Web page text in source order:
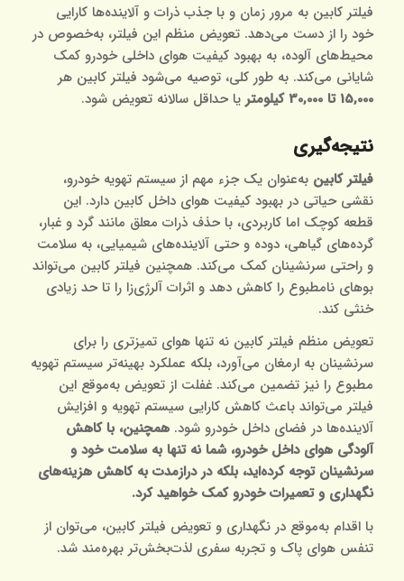
فیلتر کابین به مرور زمان و با جذب ذرات و آلاینده‌ها کارایی
خود را از دست می‌دهد. تعویض منظم این فیلتر، به‌خصوص در
محیط‌های آلوده، به بهبود کیفیت هوای داخلی خودرو کمک
شایانی می‌کند. به طور کلی، توصیه می‌شود فیلتر کابین هر
15,000 تا 30,000 کیلومتر
یا حداقل سالانه تعویض شود.
نتیجه‌گیری
فیلتر کابین به‌عنوان یک جزء مهم از سیستم تهویه خودرو،
نقشی حیاتی در بهبود کیفیت هوای داخل کابین دارد. این
قطعه کوچک اما کاربردی، با حذف ذرات معلق مانند گرد و غبار،
گرده‌های گیاهی، دوده و حتی آلاینده‌های شیمیایی، به سلامت
و راحتی سرنشینان کمک می‌کند. همچنین فیلتر کابین می‌تواند
بوهای نامطبوع را کاهش دهد و اثرات آلرژی‌زا را تا حد زیادی
خنثی کند.
تعویض منظم فیلتر کابین نه تنها هوای تمیزتری را برای
سرنشینان به ارمغان می‌آورد، بلکه عملکرد بهینه‌تر سیستم تهویه
مطبوع را نیز تضمین می‌کند. غفلت از تعویض به‌موقع این
فیلتر می‌تواند باعث کاهش کارایی سیستم تهویه و افزایش
آلاینده‌ها در فضای داخل خودرو شود. همچنین، با کاهش
آلودگی هوای داخل خودرو، شما نه تنها به سلامت خود و
سرنشینان توجه کرده‌اید، بلکه در درازمدت به کاهش هزینه‌های
نگهداری و تعمیرات خودرو کمک خواهید کرد.
با اقدام به‌موقع در نگهداری و تعویض فیلتر کابین، می‌توان از
تنفس هوای پاک و تجربه سفری لذت‌بخش‌تر بهره‌مند شد.